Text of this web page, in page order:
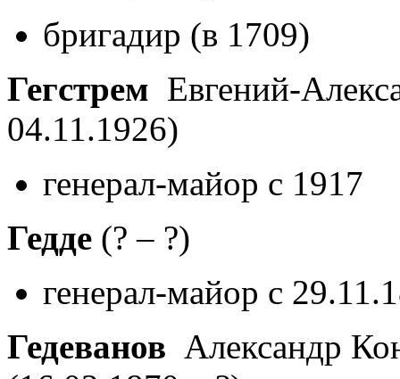
бригадир (в 1709)
Гегстрем Евгений-
04.11.1926)
генерал-майор с 1917
Гедде (? – ?)
генерал-майор с
Гедеванов Александр